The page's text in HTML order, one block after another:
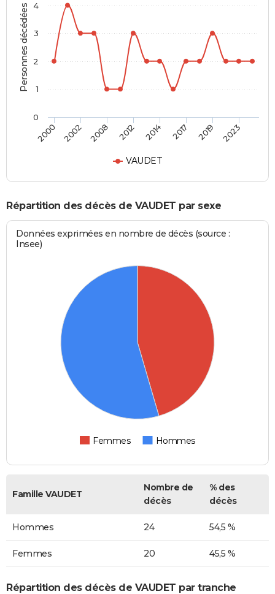
Personnes décédées
VAUDET
2000 2002 2008 2012 2014 2017 2019 2023
0
1
2
3
4
Répartition des décès de VAUDET par sexe
Données exprimées en nombre de décès (source :
Insee)
Femmes Hommes
Famille VAUDET
Nombre de
décès
% des
décès
Hommes 24 54,5 %
Femmes 20 45,5 %
Répartition des décès de VAUDET par tranche